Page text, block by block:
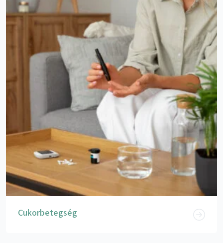
Cukorbetegség